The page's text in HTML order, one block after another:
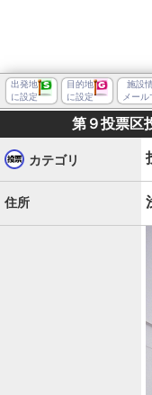
出発地
に設定
目的地
に設定
施設
メー
第９投票区
カテゴリ
住所